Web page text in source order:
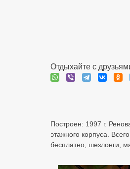
Отдыхайте с
Построен: 1997 г.
этажного корпуса.
бесплатно, шезлонги,